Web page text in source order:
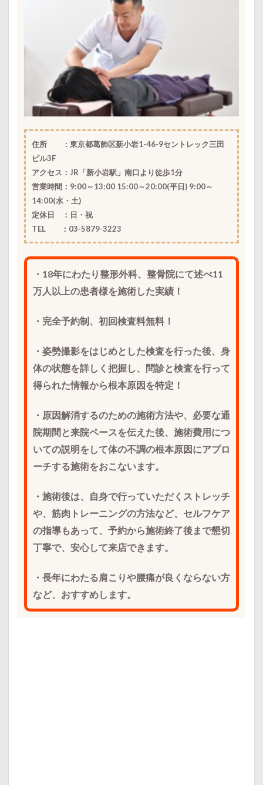
住所 ：東京都葛飾区新小岩1-46-9セントレック三田
ビル3F
アクセス：JR「新小岩駅」南口より徒歩1分
営業時間： 9:00～13:00 15:00～20:00(平日) 9:00～
14:00(水・土)
定休日 ： 日・祝
TEL ：03-5879-3223
・18年にわたり整形外科、整骨院にて述べ11
万人以上の患者様を施術した実績！
・完全予約制、初回検査料無料！
・姿勢撮影をはじめとした検査を行った後、身
体の状態を詳しく把握し、問診と検査を行って
得られた情報から根本原因を特定！
・原因解消するのための施術方法や、必要な通
院期間と来院ペースを伝えた後、施術費用につ
いての説明をして体の不調の根本原因にアプロ
ーチする施術をおこないます。
・施術後は、自身で行っていただくストレッチ
や、筋肉トレーニングの方法など、セルフケア
の指導もあって、予約から施術終了後まで懇切
丁寧で、安心して来店できます。
・長年にわたる肩こりや腰痛が良くならない方
など、おすすめします。